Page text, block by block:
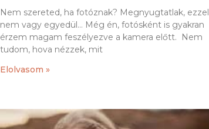
Nem szereted, ha fotóznak? Megnyugtatlak, ezzel
nem vagy egyedül… Még én, fotósként is gyakran
érzem magam feszélyezve a kamera előtt. Nem
tudom, hova nézzek, mit
Elolvasom »